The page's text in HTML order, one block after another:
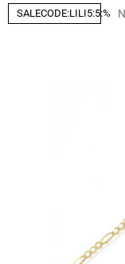
SALECODE:LILI5:5:%